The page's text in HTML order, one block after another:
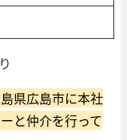
県広島市に本社
と仲介を行って